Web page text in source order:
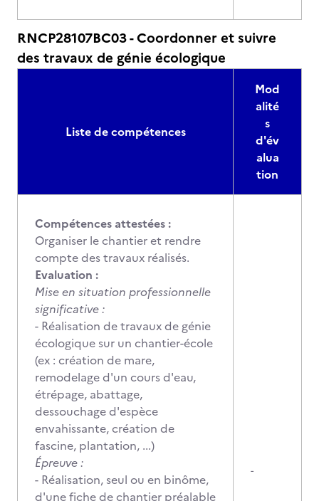
RNCP28107BC03 - Coordonner et suivre
des travaux de génie écologique
Liste de compétences
Mod
alité
s
d'év
alua
tion
Compétences attestées :
Organiser le chantier et rendre
compte des travaux réalisés.
Evaluation :
Mise en situation professionnelle
significative :
- Réalisation de travaux de génie
écologique sur un chantier-école
(ex : création de mare,
remodelage d'un cours d'eau,
étrépage, abattage,
dessouchage d'espèce
envahissante, création de
fascine, plantation, ...)
Épreuve :
- Réalisation, seul ou en binôme,
d'une fiche de chantier préalable
-